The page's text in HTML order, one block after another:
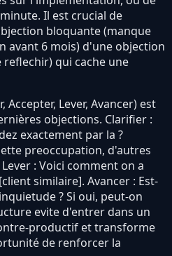
Il est crucial de
bloquante (manque
avant 6 mois) d'une objection
qui cache une
Accepter, Lever, Avancer) est
objections. Clarifier :
exactement par la ?
preoccupation, d'autres
: Voici comment on a
similaire]. Avancer : Est-
? Si oui, peut-on
evite d'entrer dans un
productif et transforme
de renforcer la